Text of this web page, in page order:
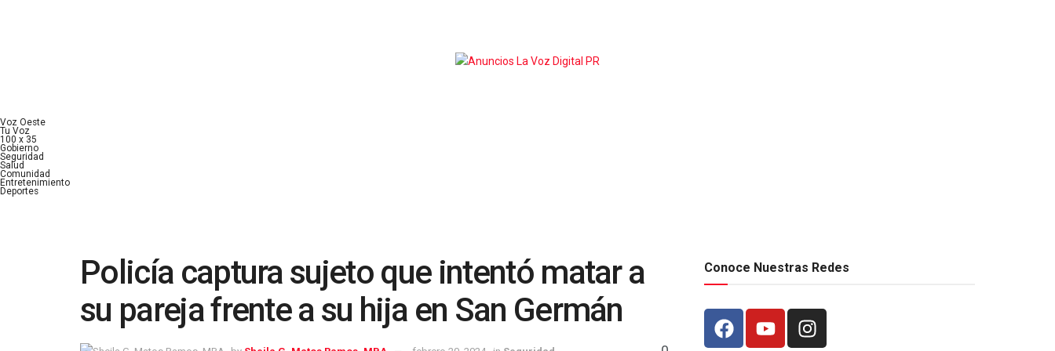
Voz Oeste
Tu Voz
100 x 35
Gobierno
Seguridad
Salud
Comunidad
Entretenimiento
Deportes
Policía captura sujeto que intentó matar a
su pareja frente a su hija en San Germán
Conoce Nuestras Redes